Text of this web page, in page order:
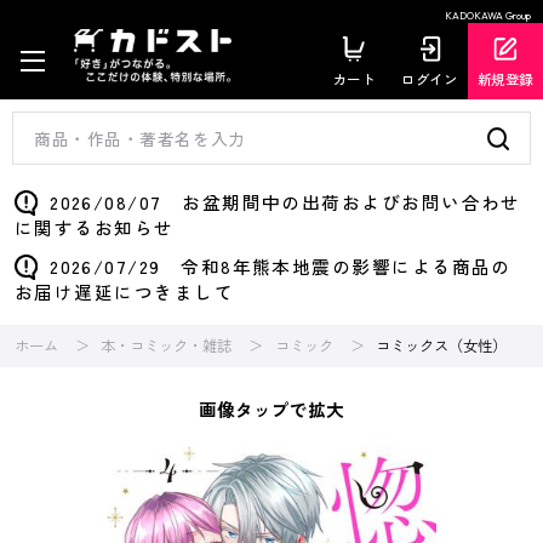
KADOKAWA Group
カート ログイン 新規登録
2026/08/07 お盆期間中の出荷およびお問い合わせ
に関するお知らせ
2026/07/29 令和8年熊本地震の影響による商品の
お届け遅延につきまして
ホーム 本・コミック・雑誌 コミック コミックス（女性）
画像タップで拡大